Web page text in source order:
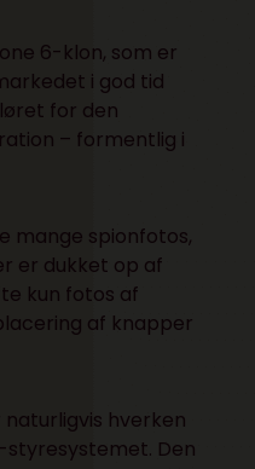
6-klon, som er
i god tid
for den
– formentlig i
mange spionfotos,
er dukket op af
kun fotos af
af knapper
naturligvis hverken
styresystemet. Den